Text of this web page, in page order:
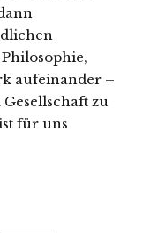
aufeinander –
zu
für uns